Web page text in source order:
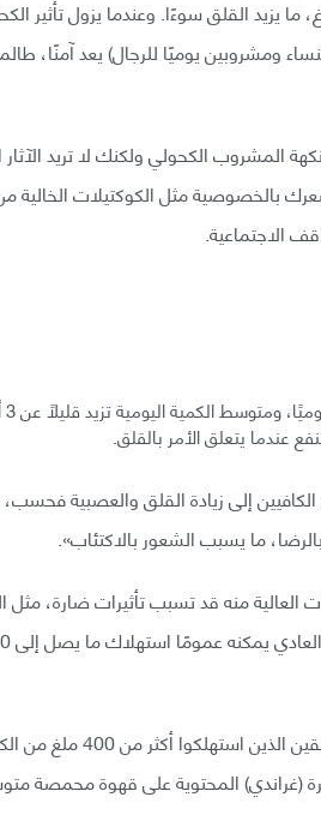
يزيد القلق سوءًا. وعندما يزول تأثير
ومشروبين يوميًا للرجال) يعد آمنًا،
الكحولي ولكنك لا تريد الآثار
بالخصوصية مثل الكوكتيلات الخالية
الاجتماعية.
عندما يتعلق الأمر بالقلق.
إلى زيادة القلق والعصبية
ما يسبب الشعور بالاكتئاب».
العالية منه قد تسبب تأثيرات ضارة، مثل
وجدت دراسة أجريت عام 2015 إبلاغ العديد من
(غراندي) المحتوية على قهوة محمصة